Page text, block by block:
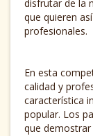
disfrutar de la
que quieren
profesionales.
En esta
calidad y
característica
popular. Los
que